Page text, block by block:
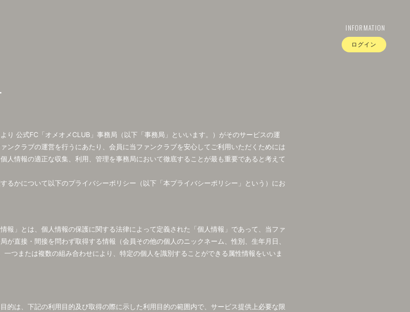
INFORMATION
ログイン
り 公式FC「オメオメCLUB」事務局（以下「事務局」といいます。）がそのサービスの運
ンクラブの運営を行うにあたり、会員に当ファンクラブを安心してご利用いただくためには
人情報の適正な収集、利用、管理を事務局において徹底することが最も重要であると考えて
るかについて以下のプライバシーポリシー（以下「本プライバシーポリシー」という）にお
報」とは、個人情報の保護に関する法律によって定義された「個人情報」であって、当ファ
が直接・間接を問わず取得する情報（会員その他の個人のニックネーム、性別、生年月日、
つまたは複数の組み合わせにより、特定の個人を識別することができる属性情報をいいま
的は、下記の利用目的及び取得の際に示した利用目的の範囲内で、サービス提供上必要な限